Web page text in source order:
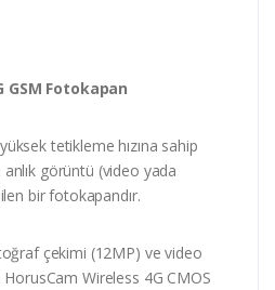
GSM Fotokapan
tetikleme hızına sahip
görüntü (video yada
bir fotokapandır.
çekimi (12MP) ve video
Wireless 4G CMOS